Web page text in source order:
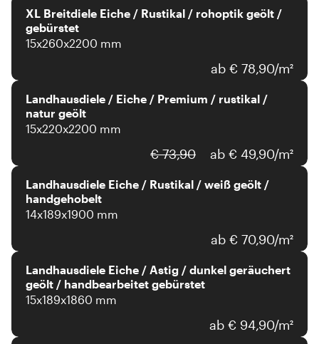
XL Breitdiele Eiche / Rustikal / rohoptik geölt /
gebürstet
15x260x2200 mm
ab € 78,90/m²
Landhausdiele / Eiche / Premium / rustikal /
natur geölt
15x220x2200 mm
€ 73,90 ab € 49,90/m²
Landhausdiele Eiche / Rustikal / weiß geölt /
handgehobelt
14x189x1900 mm
ab € 70,90/m²
Landhausdiele Eiche / Astig / dunkel geräuchert
geölt / handbearbeitet gebürstet
15x189x1860 mm
ab € 94,90/m²